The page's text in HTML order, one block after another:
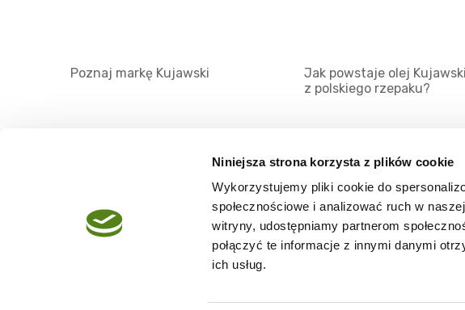
Niniejsza strona korzysta z plików cookie
Wykorzystujemy pliki cookie do
społecznościowe i analizować ruch w
witryny, udostępniamy partnerom
połączyć te informacje z innymi danymi
ich usług.
Poznaj markę Kujawski
Jak powstaje olej Kujawski
z polskiego rzepaku?
Regulamin
Mapa
Kanały RSS
Porady